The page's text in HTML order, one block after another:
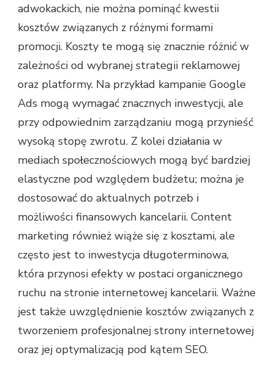
adwokackich, nie można pominąć kwestii
kosztów związanych z różnymi formami
promocji. Koszty te mogą się znacznie różnić w
zależności od wybranej strategii reklamowej
oraz platformy. Na przykład kampanie Google
Ads mogą wymagać znacznych inwestycji, ale
przy odpowiednim zarządzaniu mogą przynieść
wysoką stopę zwrotu. Z kolei działania w
mediach społecznościowych mogą być bardziej
elastyczne pod względem budżetu; można je
dostosować do aktualnych potrzeb i
możliwości finansowych kancelarii. Content
marketing również wiąże się z kosztami, ale
często jest to inwestycja długoterminowa,
która przynosi efekty w postaci organicznego
ruchu na stronie internetowej kancelarii. Ważne
jest także uwzględnienie kosztów związanych z
tworzeniem profesjonalnej strony internetowej
oraz jej optymalizacją pod kątem SEO.